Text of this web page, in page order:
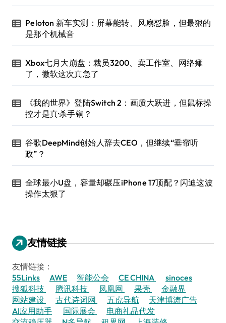
Peloton 新车实测：屏幕能转、风扇怼脸，但最狠的
是那个机械音
Xbox七月大崩盘：裁员3200、卖工作室、网络瘫
了，微软这次真急了
《我的世界》登陆Switch 2：画质大跃进，但鼠标操
控才是真·杀手锏？
谷歌DeepMind创始人辞去CEO，但继续“垂帘听
政”？
全球最小U盘，容量却碾压iPhone 17顶配？闪迪这波
操作太狠了
友情链接
友情链接：
55Links
AWE 智能公会 CE CHINA
sinoces
搜狐科技
腾讯科技 凤凰网 果壳
金融界
网站建设
古代诗词网 五虎导航
天津博涛广告
AI应用助手
国际展会
电商礼品代发